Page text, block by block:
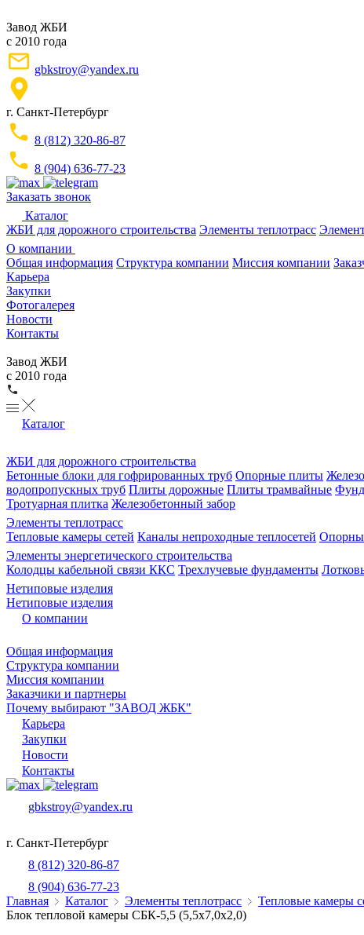
Завод ЖБИ
с 2010 года
gbkstroy@yandex.ru
г. Санкт-Петербург
8 (812) 320-86-87
8 (904) 636-77-23
Заказать звонок
Каталог
ЖБИ для дорожного строительства Элементы теплотрасс
О компании
Общая информация Структура компании Миссия компании
Карьера
Закупки
Фотогалерея
Новости
Контакты
Завод ЖБИ
с 2010 года
Каталог
ЖБИ для дорожного строительства
Бетонные блоки для гофрированных труб Опорные плиты
водопропускных труб Плиты дорожные Плиты трамвайные
Тротуарная плитка Железобетонный забор
Элементы теплотрасс
Тепловые камеры сетей Каналы непроходные теплосетей
Элементы энергетического строительства
Колодцы кабельной связи ККС Трехлучевые фундаменты
Нетиповые изделия
Нетиповые изделия
О компании
Общая информация
Структура компании
Миссия компании
Заказчики и партнеры
Почему выбирают "ЗАВОД ЖБК"
Карьера
Закупки
Новости
Контакты
gbkstroy@yandex.ru
г. Санкт-Петербург
8 (812) 320-86-87
8 (904) 636-77-23
Главная
Каталог Элементы теплотрасс
Тепловые камеры
Блок тепловой камеры СБК-5,5 (5,5х7,0х2,0)